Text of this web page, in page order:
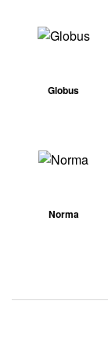
Globus
Norma